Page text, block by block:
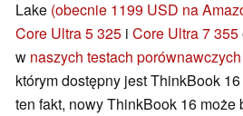
Lake (obecnie 1199 USD na
Core Ultra 5 325 i Core Ultra 7 355
w naszych testach porównawczych
którym dostępny jest ThinkBook
ten fakt, nowy ThinkBook 16 może